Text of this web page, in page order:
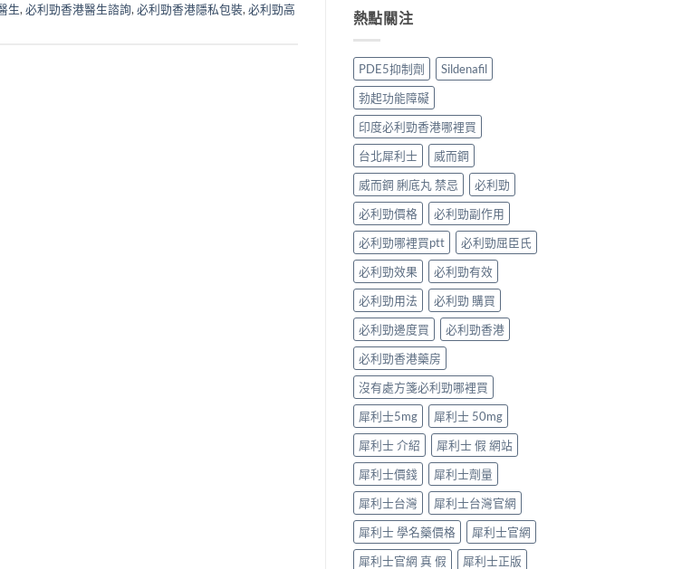
生, 必利勁香港醫生諮詢, 必利勁香港隱私包裝, 必利勁高
中
相
大
開〉
中
中
凍
威
速
效
話
術
要
打
折
讀〉
中
士
5mg
食
先
有
效？
冇
效
嘅
原
因
逐
個
捉
——
藥
師：
九
成
「冇
效」
投
訴，
其
實
係
食
錯
位
多
過
藥
唔
掂〉
中
熱點關注
PDE5抑制劑
Sildenafil
勃起功能障礙
印度必利勁香港哪裡買
台北犀利士
威而鋼
威而鋼 脷底丸 禁忌
必利勁
必利勁價格
必利勁副作用
必利勁哪裡買ptt
必利勁屈臣氏
必利勁效果
必利勁有效
必利勁用法
必利勁 購買
必利勁邊度買
必利勁香港
必利勁香港藥房
沒有處方箋必利勁哪裡買
犀利士5mg
犀利士 50mg
犀利士 介紹
犀利士 假 網站
犀利士價錢
犀利士劑量
犀利士台灣
犀利士台灣官網
犀利士 學名藥價格
犀利士官網
犀利士官網 真 假
犀利士正版